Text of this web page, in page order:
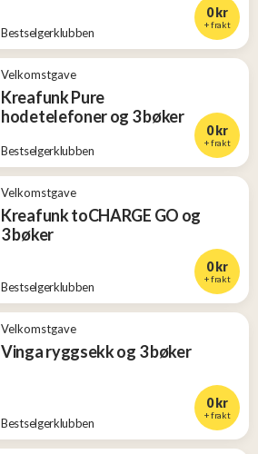
Bestselgerklubben
0 kr
+ frakt
Velkomstgave
Kreafunk Pure
hodetelefoner og 3 bøker
Bestselgerklubben
0 kr
+ frakt
Velkomstgave
Kreafunk toCHARGE GO og
3 bøker
Bestselgerklubben
0 kr
+ frakt
Velkomstgave
Vinga ryggsekk og 3 bøker
Bestselgerklubben
0 kr
+ frakt